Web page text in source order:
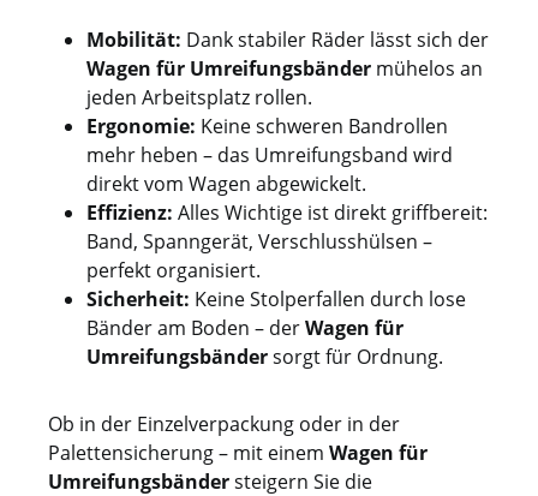
Mobilität: Dank stabiler Räder lässt sich der
Wagen für Umreifungsbänder mühelos an
jeden Arbeitsplatz rollen.
Ergonomie: Keine schweren Bandrollen
mehr heben – das Umreifungsband wird
direkt vom Wagen abgewickelt.
Effizienz: Alles Wichtige ist direkt griffbereit:
Band, Spanngerät, Verschlusshülsen –
perfekt organisiert.
Sicherheit: Keine Stolperfallen durch lose
Bänder am Boden – derWagen für
Umreifungsbändersorgt für Ordnung.
Ob in der Einzelverpackung oder in der
Palettensicherung – mit einem Wagen für
Umreifungsbändersteigern Sie die